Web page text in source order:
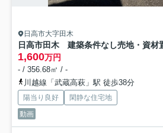
日高市大字田木
1,600万円
- / 356.68㎡ / -
川越線「武蔵高萩」駅 徒歩38分
陽当り良好
閑静な住宅地
動画